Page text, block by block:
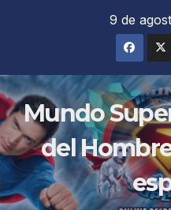
9 de
Mundo
del